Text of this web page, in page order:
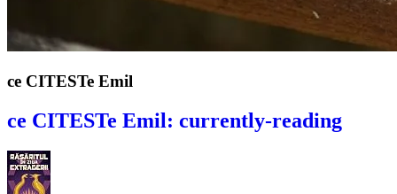
ce CITESTe Emil
ce CITESTe Emil: currently-reading